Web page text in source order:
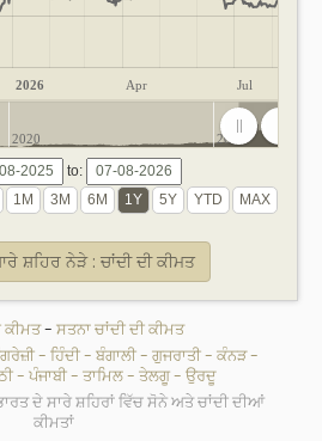
2026 Apr Jul
2020 2025
to:
ਸ਼ਹਿਰ ਨੇੜੇ : ਚਾਂਦੀ ਦੀ ਕੀਮਤ
ਕੀਮਤ- ਸਤਨਾ ਚਾਂਦੀ ਦੀ ਕੀਮਤ
- ਹਿੰਦੀ- ਬੰਗਾਲੀ- ਗੁਜਰਾਤੀ- ਕੰਨੜ-
- ਪੰਜਾਬੀ- ਤਾਮਿਲ- ਤੇਲਗੂ- ਉਰਦੂ
ਦੇ ਸਾਰੇ ਸ਼ਹਿਰਾਂ ਵਿੱਚ ਸੋਨੇ ਅਤੇ ਚਾਂਦੀ ਦੀਆਂ
ਕੀਮਤਾਂ